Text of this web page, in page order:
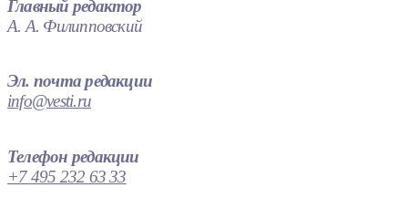
Главный редактор
А. А. Филипповский
Эл. почта редакции
info@vesti.ru
Телефон редакции
+7 495 232 63 33